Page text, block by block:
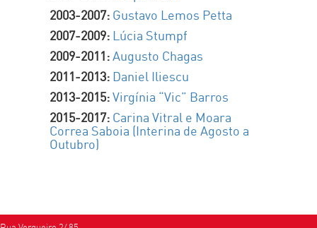
2003-2007: Gustavo Lemos Petta
2007-2009: Lúcia Stumpf
2009-2011:Augusto Chagas
2011-2013: Daniel Iliescu
2013-2015:Virgínia “Vic” Barros
2015-2017: Carina Vitral e Moara
Correa Saboia (Interina de Agosto a
Outubro)